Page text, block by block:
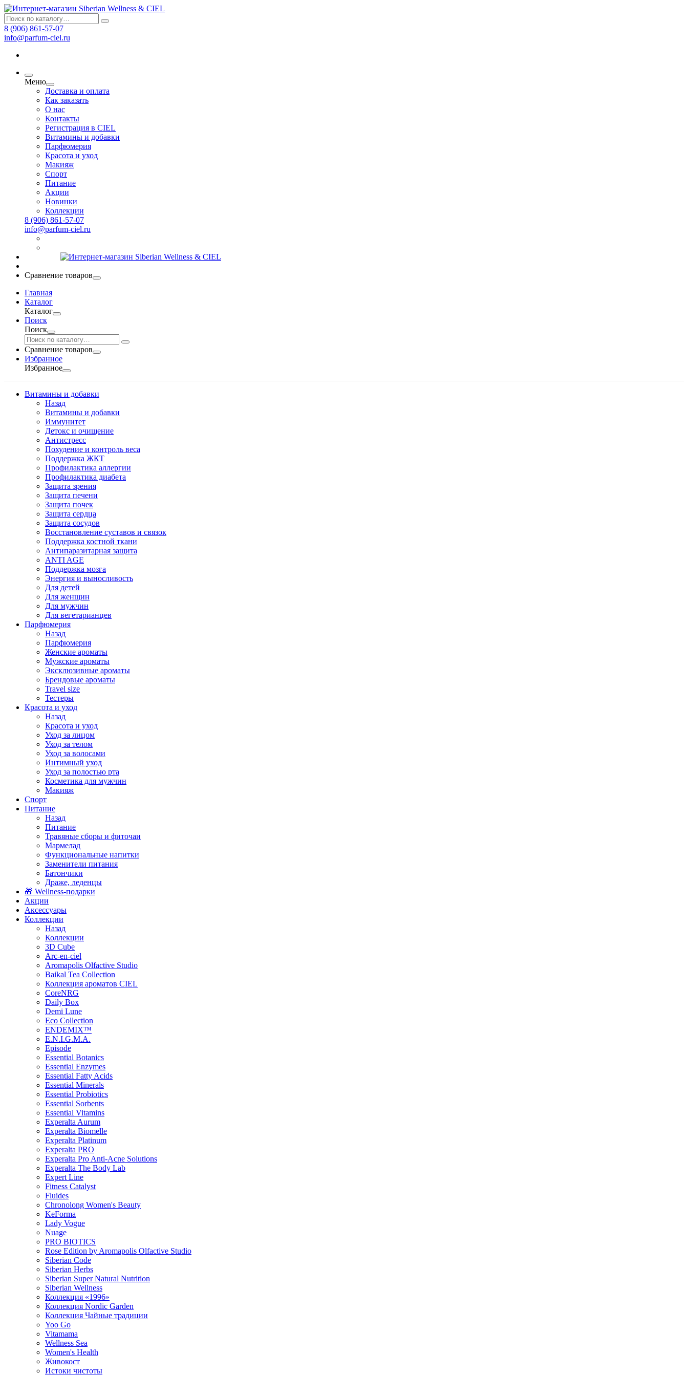
8 (906) 861-57-07
info@parfum-ciel.ru
Меню
Доставка и оплата
Как заказать
О нас
Контакты
Регистрация в CIEL
Витамины и добавки
Парфюмерия
Красота и уход
Макияж
Спорт
Питание
Акции
Новинки
Коллекции
8 (906) 861-57-07
info@parfum-ciel.ru
Сравнение товаров
Главная
Каталог
Каталог
Поиск
Поиск
Сравнение товаров
Избранное
Избранное
Витамины и добавки
Назад
Витамины и добавки
Иммунитет
Детокс и очищение
Антистресс
Похудение и контроль веса
Поддержка ЖКТ
Профилактика аллергии
Профилактика диабета
Защита зрения
Защита печени
Защита почек
Защита сердца
Защита сосудов
Восстановление суставов и связок
Поддержка костной ткани
Антипаразитарная защита
ANTI AGE
Поддержка мозга
Энергия и выносливость
Для детей
Для женщин
Для мужчин
Для вегетарианцев
Парфюмерия
Назад
Парфюмерия
Женские ароматы
Мужские ароматы
Эксклюзивные ароматы
Брендовые ароматы
Travel size
Тестеры
Красота и уход
Назад
Красота и уход
Уход за лицом
Уход за телом
Уход за волосами
Интимный уход
Уход за полостью рта
Косметика для мужчин
Макияж
Спорт
Питание
Назад
Питание
Травяные сборы и фиточаи
Мармелад
Функциональные напитки
Заменители питания
Батончики
Драже, леденцы
🎁 Wellness-подарки
Акции
Аксессуары
Коллекции
Назад
Коллекции
3D Cube
Arc-en-ciel
Aromapolis Olfactive Studio
Baikal Tea Collection
Коллекция ароматов CIEL
СoreNRG
Daily Box
Demi Lune
Eco Collection
ENDEMIX™
E.N.I.G.M.A.
Episode
Essential Botanics
Essential Enzymes
Essential Fatty Acids
Essential Minerals
Essential Probiotics
Essential Sorbents
Essential Vitamins
Experalta Aurum
Experalta Biomelle
Experalta Platinum
Experalta PRO
Experalta Pro Anti-Acne Solutions
Experalta The Body Lab
Expert Line
Fitness Catalyst
Fluides
Chronolong Women's Beauty
KeForma
Lady Vogue
Nuage
PRO BIOTICS
Rose Edition by Aromapolis Olfactive Studio
Siberian Code
Siberian Herbs
Siberian Super Natural Nutrition
Siberian Wellness
Коллекция «1996»
Коллекция Nordic Garden
Коллекция Чайные традиции
Yoo Go
Vitamama
Wellness Sea
Women's Health
Живокост
Истоки чистоты